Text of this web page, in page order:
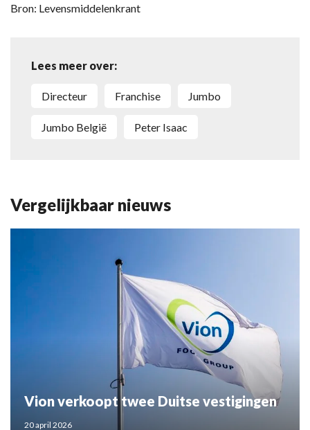
Bron: Levensmiddelenkrant
Lees meer over:
directeur franchise Jumbo
Jumbo België Peter Isaac
Vergelijkbaar nieuws
Vion verkoopt twee Duitse vestigingen
20 april 2026